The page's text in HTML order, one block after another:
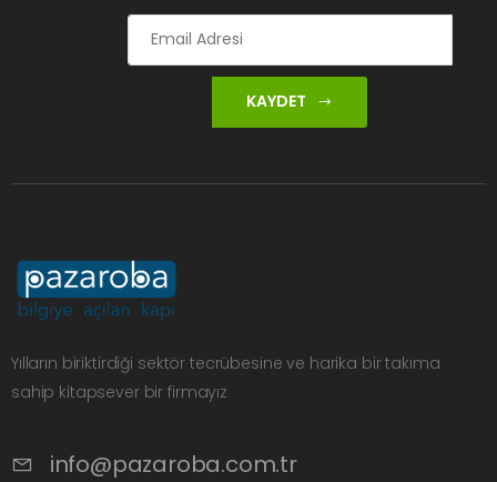
KAYDET
Yılların biriktirdiği sektör tecrübesine ve harika bir takıma
sahip kitapsever bir firmayız
info@pazaroba.com.tr